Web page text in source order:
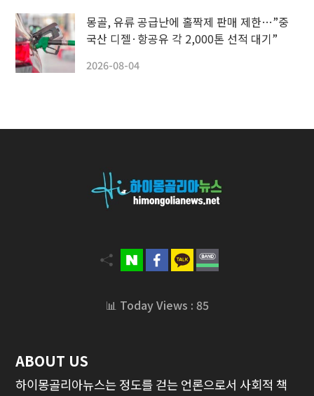
몽골, 유류 공급난에 홀짝제 판매 제한…”중
국산 디젤·항공유 각 2,000톤 선적 대기”
2026-08-04
📊 Today Views : 85
ABOUT US
하이몽골리아뉴스는 정도를 걷는 언론으로서 사회적 책